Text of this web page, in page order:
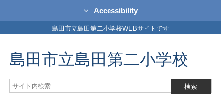
Accessibility
島田市立島田第二小学校WEBサイトです
島田市立島田第二小学校